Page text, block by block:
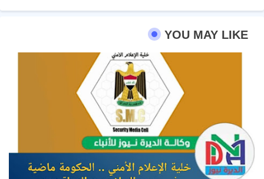
YOU MAY LIKE